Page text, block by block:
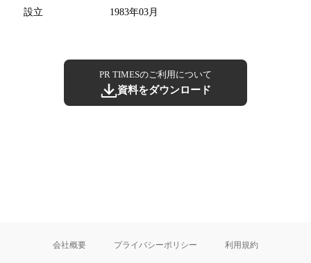
設立
1983年03月
PR TIMESのご利用について
資料をダウンロード
会社概要 プライバシーポリシー 利用規約